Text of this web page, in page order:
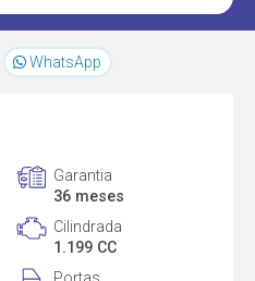
WhatsApp
Garantia
36 meses
Cilindrada
1.199 CC
Portas